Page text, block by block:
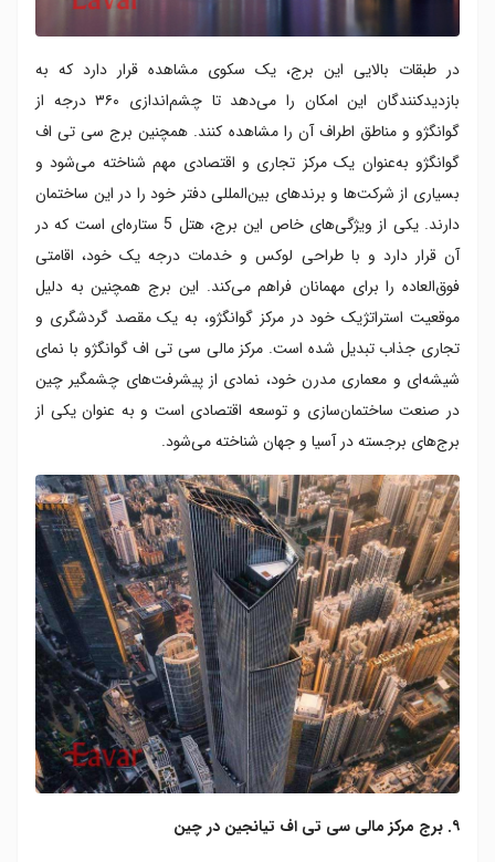
در طبقات بالایی این برج، یک سکوی مشاهده قرار دارد که به
بازدیدکنندگان این امکان را می‌دهد تا چشم‌اندازی ۳۶۰ درجه از
گوانگژو و مناطق اطراف آن را مشاهده کنند. همچنین برج سی تی اف
گوانگژو به‌عنوان یک مرکز تجاری و اقتصادی مهم شناخته می‌شود و
بسیاری از شرکت‌ها و برندهای بین‌المللی دفتر خود را در این ساختمان
دارند. یکی از ویژگی‌های خاص این برج، هتل 5 ستاره‌ای است که در
آن قرار دارد و با طراحی لوکس و خدمات درجه یک خود، اقامتی
فوق‌العاده را برای مهمانان فراهم می‌کند. این برج همچنین به دلیل
موقعیت استراتژیک خود در مرکز گوانگژو، به یک مقصد گردشگری و
تجاری جذاب تبدیل شده است. مرکز مالی سی تی اف گوانگژو با نمای
شیشه‌ای و معماری مدرن خود، نمادی از پیشرفت‌های چشمگیر چین
در صنعت ساختمان‌سازی و توسعه اقتصادی است و به عنوان یکی از
برج‌های برجسته در آسیا و جهان شناخته می‌شود.
۹. برج مرکز مالی سی تی اف تیانجین در چین